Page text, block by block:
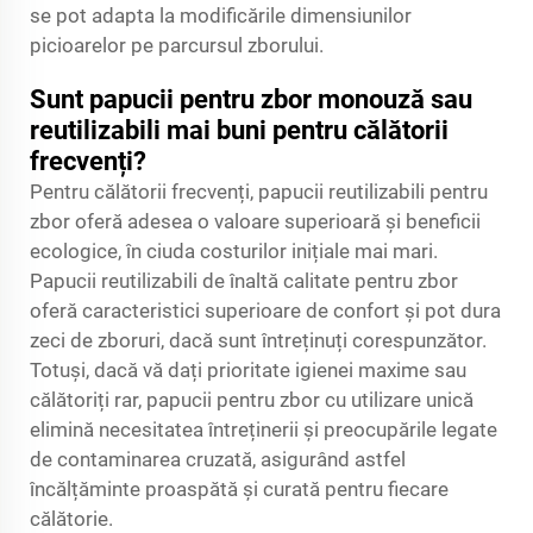
se pot adapta la modificările dimensiunilor
picioarelor pe parcursul zborului.
Sunt papucii pentru zbor monouză sau
reutilizabili mai buni pentru călătorii
frecvenți?
Pentru călătorii frecvenți, papucii reutilizabili pentru
zbor oferă adesea o valoare superioară și beneficii
ecologice, în ciuda costurilor inițiale mai mari.
Papucii reutilizabili de înaltă calitate pentru zbor
oferă caracteristici superioare de confort și pot dura
zeci de zboruri, dacă sunt întreținuți corespunzător.
Totuși, dacă vă dați prioritate igienei maxime sau
călătoriți rar, papucii pentru zbor cu utilizare unică
elimină necesitatea întreținerii și preocupările legate
de contaminarea cruzată, asigurând astfel
încălțăminte proaspătă și curată pentru fiecare
călătorie.